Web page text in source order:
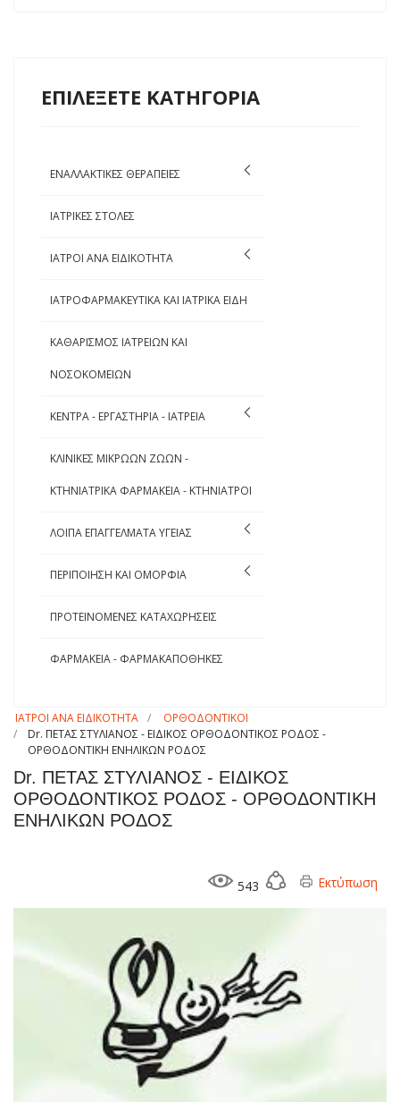
ΕΠΙΛΕΞΕΤΕ ΚΑΤΗΓΟΡΙΑ
ΕΝΑΛΛΑΚΤΙΚΕΣ ΘΕΡΑΠΕΙΕΣ
ΙΑΤΡΙΚΕΣ ΣΤΟΛΕΣ
ΙΑΤΡΟΙ ΑΝΑ ΕΙΔΙΚΟΤΗΤΑ
ΙΑΤΡΟΦΑΡΜΑΚΕΥΤΙΚΑ ΚΑΙ ΙΑΤΡΙΚΑ ΕΙΔΗ
ΚΑΘΑΡΙΣΜΟΣ ΙΑΤΡΕΙΩΝ ΚΑΙ
ΝΟΣΟΚΟΜΕΙΩΝ
ΚΕΝΤΡΑ - ΕΡΓΑΣΤΗΡΙΑ - ΙΑΤΡΕΙΑ
ΚΛΙΝΙΚΕΣ ΜΙΚΡΩΩΝ ΖΩΩΝ -
ΚΤΗΝΙΑΤΡΙΚΑ ΦΑΡΜΑΚΕΙΑ - ΚΤΗΝΙΑΤΡΟΙ
ΛΟΙΠΑ ΕΠΑΓΓΕΛΜΑΤΑ ΥΓΕΙΑΣ
ΠΕΡΙΠΟΙΗΣΗ ΚΑΙ ΟΜΟΡΦΙΑ
ΠΡΟΤΕΙΝΟΜΕΝΕΣ ΚΑΤΑΧΩΡΗΣΕΙΣ
ΦΑΡΜΑΚΕΙΑ - ΦΑΡΜΑΚΑΠΟΘΗΚΕΣ
ΙΑΤΡΟΙ ΑΝΑ ΕΙΔΙΚΟΤΗΤΑ
ΟΡΘΟΔΟΝΤΙΚΟΙ
Dr. ΠΕΤΑΣ ΣΤΥΛΙΑΝΟΣ - ΕΙΔΙΚΟΣ ΟΡΘΟΔΟΝΤΙΚΟΣ ΡΟΔΟΣ -
ΟΡΘΟΔΟΝΤΙΚΗ ΕΝΗΛΙΚΩΝ ΡΟΔΟΣ
Dr. ΠΕΤΑΣ ΣΤΥΛΙΑΝΟΣ - ΕΙΔΙΚΟΣ
ΟΡΘΟΔΟΝΤΙΚΟΣ ΡΟΔΟΣ - ΟΡΘΟΔΟΝΤΙΚΗ
ΕΝΗΛΙΚΩΝ ΡΟΔΟΣ
543 Εκτύπωση